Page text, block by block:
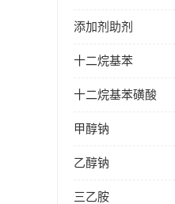
添加剂助剂
十二烷基苯
十二烷基苯磺酸
甲醇钠
乙醇钠
三乙胺